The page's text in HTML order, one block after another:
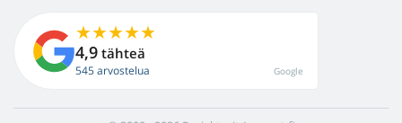
4,9 tähteä
545 arvostelua Google